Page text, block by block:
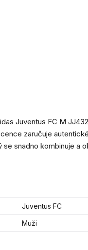
Juventus FC M
zaručuje
se snadno kombinuje a
Juventus FC
Muži